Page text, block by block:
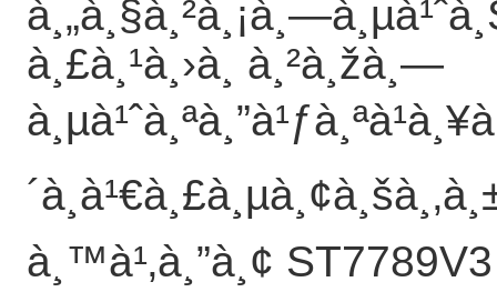
à¸£à¸¹à¸›à¸ à¸²à¸žà¸—
à¸™à¹‚à¸”à¸¢